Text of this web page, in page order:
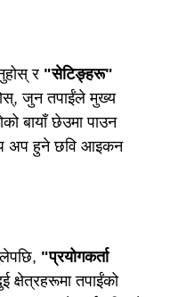
र "सेटिङ्हरू"
जुन तपाईंले मुख्य
बायाँ छेउमा पाउन
अप हुने छवि आइकन
"प्रयोगकर्ता
क्षेत्रहरूमा तपाईंको